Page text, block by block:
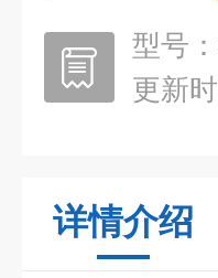
型号：
更新时
详情介绍